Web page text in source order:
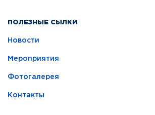
ПОЛЕЗНЫЕ СЫЛКИ
Новости
Мероприятия
Фотогалерея
Контакты